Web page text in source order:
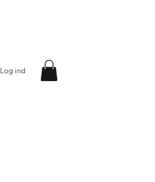
Log ind